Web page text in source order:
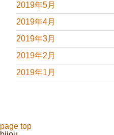
2019年5月
2019年4月
2019年3月
2019年2月
2019年1月
page top